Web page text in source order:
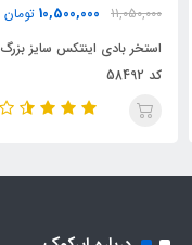
11,050,000
10,500,000 تومان
استخر بادی اینتکس سایز بزرگ
کد 58492